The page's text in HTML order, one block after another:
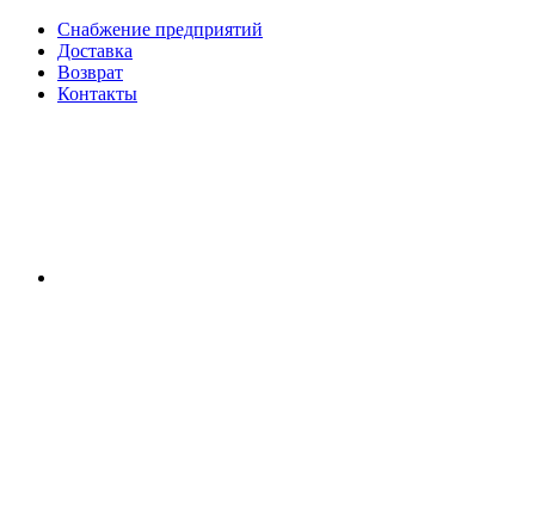
Снабжение предприятий
Доставка
Возврат
Контакты